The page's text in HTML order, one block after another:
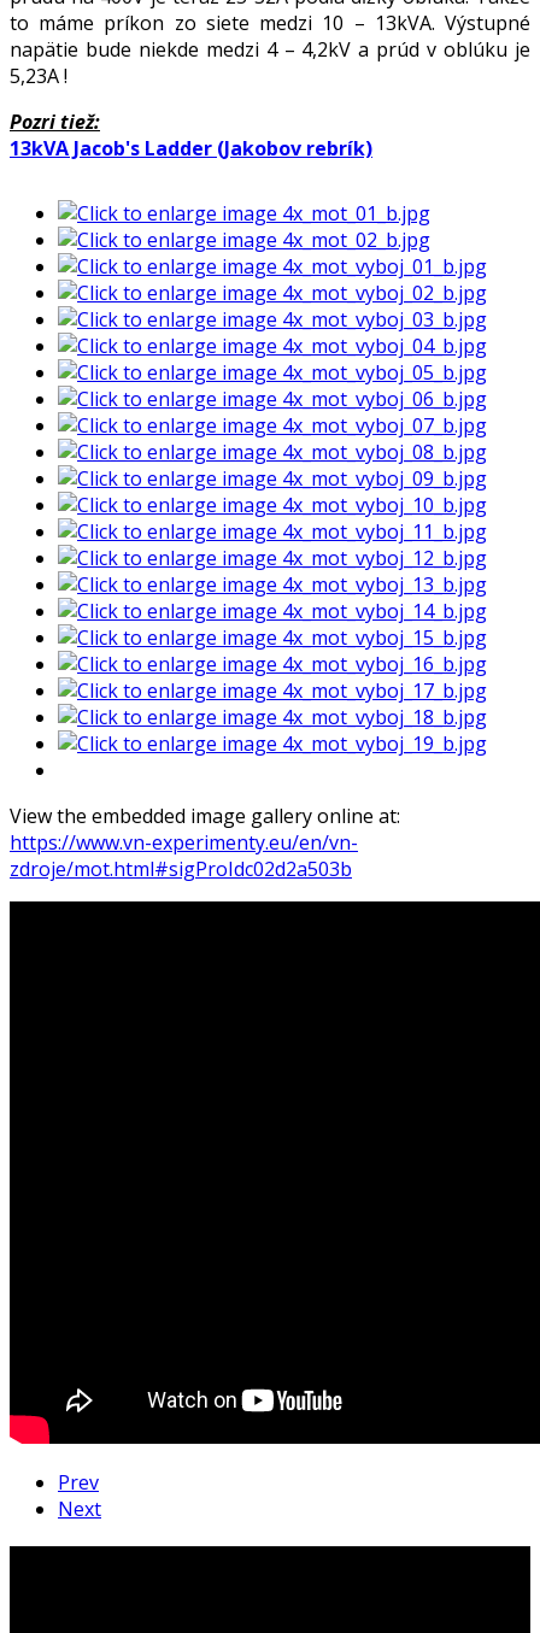
to máme príkon zo siete medzi 10 – 13kVA. Výstupné
napätie bude niekde medzi 4 – 4,2kV a prúd v oblúku je
5,23A !
Pozri tiež:
13kVA Jacob's Ladder (Jakobov rebrík)
View the embedded image gallery online at:
https://www.vn-experimenty.eu/en/vn-
zdroje/mot.html#sigProIdc02d2a503b
Prev
Next